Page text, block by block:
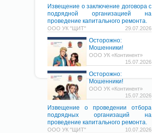
Извещение о заключение договора с
подрядной организацией на
проведение капитального ремонта.
ООО УК "ЩИТ" 29.07.2026
Осторожно:
Мошенники!
ООО УК «Континент»
15.07.2026
Осторожно:
Мошенники!
ООО УК «Континент»
15.07.2026
Извещение о проведении отбора
подрядных организаций на
проведение капитального ремонта.
ООО УК "ЩИТ" 10.07.2026